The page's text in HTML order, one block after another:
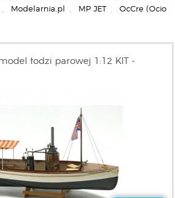
Modelarnia.pl MP JET
OcCre (Ocio
łodzi parowej 1:12 KIT -